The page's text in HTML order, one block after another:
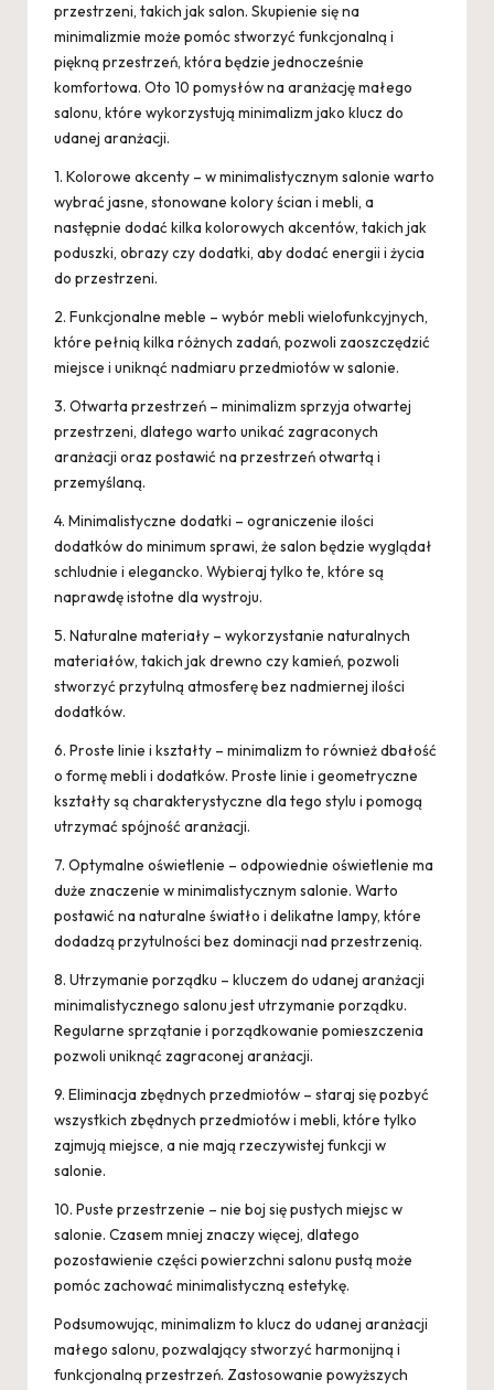
przestrzeni, takich jak salon. Skupienie się na
minimalizmie może pomóc stworzyć funkcjonalną i
piękną przestrzeń, która będzie jednocześnie
komfortowa. Oto 10 pomysłów na aranżację małego
salonu, które wykorzystują minimalizm jako klucz do
udanej aranżacji.
1. Kolorowe akcenty – w minimalistycznym salonie warto
wybrać jasne, stonowane kolory ścian i mebli, a
następnie dodać kilka kolorowych akcentów, takich jak
poduszki, obrazy czy dodatki, aby dodać energii i życia
do przestrzeni.
2. Funkcjonalne meble – wybór mebli wielofunkcyjnych,
które pełnią kilka różnych zadań, pozwoli zaoszczędzić
miejsce i uniknąć nadmiaru przedmiotów w salonie.
3. Otwarta przestrzeń – minimalizm sprzyja otwartej
przestrzeni, dlatego warto unikać zagraconych
aranżacji oraz postawić na przestrzeń otwartą i
przemyślaną.
4. Minimalistyczne dodatki – ograniczenie ilości
dodatków do minimum sprawi, że salon będzie wyglądał
schludnie i elegancko. Wybieraj tylko te, które są
naprawdę istotne dla wystroju.
5. Naturalne materiały – wykorzystanie naturalnych
materiałów, takich jak drewno czy kamień, pozwoli
stworzyć przytulną atmosferę bez nadmiernej ilości
dodatków.
6. Proste linie i kształty – minimalizm to również dbałość
o formę mebli i dodatków. Proste linie i geometryczne
kształty są charakterystyczne dla tego stylu i pomogą
utrzymać spójność aranżacji.
7. Optymalne oświetlenie – odpowiednie oświetlenie ma
duże znaczenie w minimalistycznym salonie. Warto
postawić na naturalne światło i delikatne lampy, które
dodadzą przytulności bez dominacji nad przestrzenią.
8. Utrzymanie porządku – kluczem do udanej aranżacji
minimalistycznego salonu jest utrzymanie porządku.
Regularne sprzątanie i porządkowanie pomieszczenia
pozwoli uniknąć zagraconej aranżacji.
9. Eliminacja zbędnych przedmiotów – staraj się pozbyć
wszystkich zbędnych przedmiotów i mebli, które tylko
zajmują miejsce, a nie mają rzeczywistej funkcji w
salonie.
10. Puste przestrzenie – nie boj się pustych miejsc w
salonie. Czasem mniej znaczy więcej, dlatego
pozostawienie części powierzchni salonu pustą może
pomóc zachować minimalistyczną estetykę.
Podsumowując, minimalizm to klucz do udanej aranżacji
małego salonu, pozwalający stworzyć harmonijną i
funkcjonalną przestrzeń. Zastosowanie powyższych